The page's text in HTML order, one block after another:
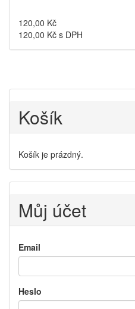
120,00 Kč
120,00 Kč s DPH
Košík
Košík je prázdný.
Můj účet
Email
Heslo